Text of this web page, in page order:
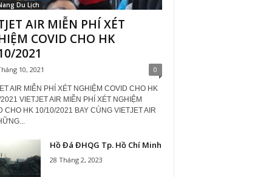
Du Lịch
AIR MIỄN PHÍ XÉT
COVID CHO HK
2021
10, 2021 0
AIR MIỄN PHÍ XÉT NGHIỆM COVID CHO HK
VIETJET AIR MIỄN PHÍ XÉT NGHIỆM
CHO HK 10/10/2021 BAY CÙNG VIETJET AIR
Hồ Đá ĐHQG Tp. Hồ Chí Minh
28 Tháng 2, 2023